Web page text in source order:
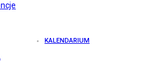
KALENDARIUM